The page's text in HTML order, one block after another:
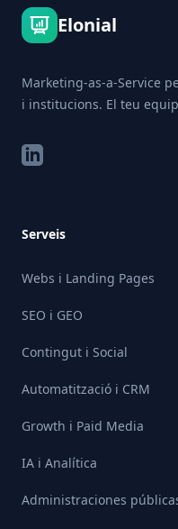
Elonial
Marketing-as-a-Service
i institucions. El teu
LinkedIn
Serveis
Webs i Landing Pages
SEO i GEO
Contingut i Social
Automatització i CRM
Growth i Paid Media
IA i Analítica
Administraciones